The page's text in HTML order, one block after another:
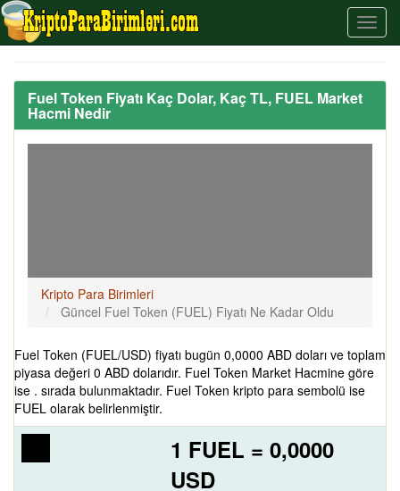
Fuel Token Fiyatı Kaç Dolar, Kaç TL, FUEL Market
Hacmi Nedir
Kripto Para Birimleri
Güncel Fuel Token (FUEL) Fiyatı Ne Kadar Oldu
Fuel Token (FUEL/USD) fiyatı bugün 0,0000 ABD doları ve toplam
piyasa değeri 0 ABD dolarıdır. Fuel Token Market Hacmine göre
ise . sırada bulunmaktadır. Fuel Token kripto para sembolü ise
FUEL olarak belirlenmiştir.
1 FUEL = 0,0000
USD